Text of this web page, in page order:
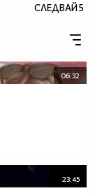
СЛЕДВАЙ5
06:32
23:45